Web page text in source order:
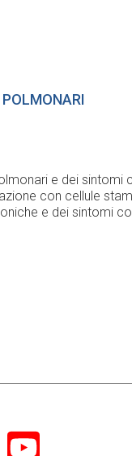
e dei sintomi
con cellule
e dei sintomi
Youtube